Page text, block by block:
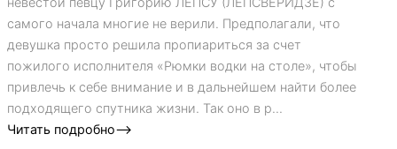
самого начала многие не верили. Предполагали, что
девушка просто решила пропиариться за счет
пожилого исполнителя «Рюмки водки на столе», чтобы
привлечь к себе внимание и в дальнейшем найти более
подходящего спутника жизни. Так оно в р...
Читать подробно-->